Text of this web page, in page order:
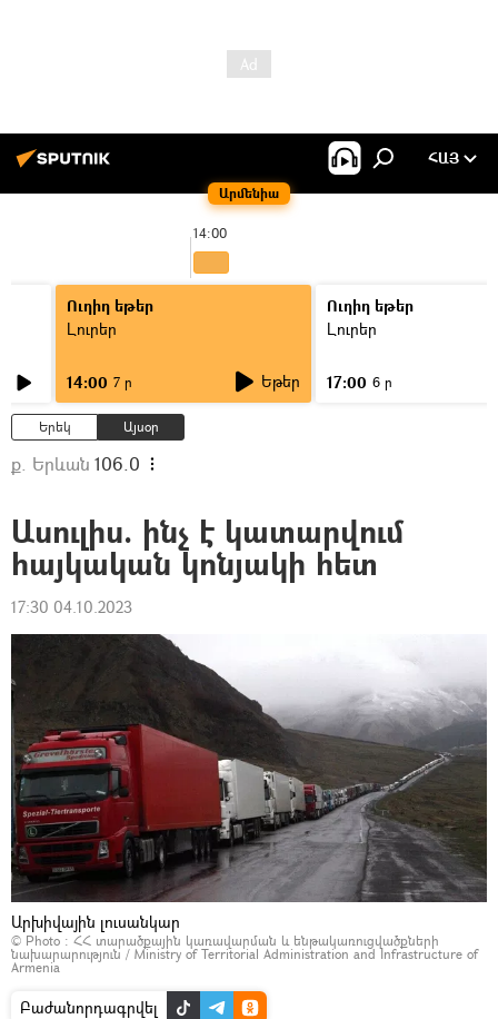
Արմենիա
ՀԱՅ
14:00
Ուղիղ եթեր
Լուրեր
14:00 7 ր Եթեր
Ուղիղ եթեր
Լուրեր
17:00 6 ր
Երեկ Այսօր
ք. Երևան 106.0
Ասուլիս. ինչ է կատարվում
հայկական կոնյակի հետ
17:30 04.10.2023
Արխիվային լուսանկար
© Photo : ՀՀ տարածքային կառավարման և ենթակառուցվածքների
նախարարություն / Ministry of Territorial Administration and Infrastructure of
Armenia
Բաժանորդագրվել